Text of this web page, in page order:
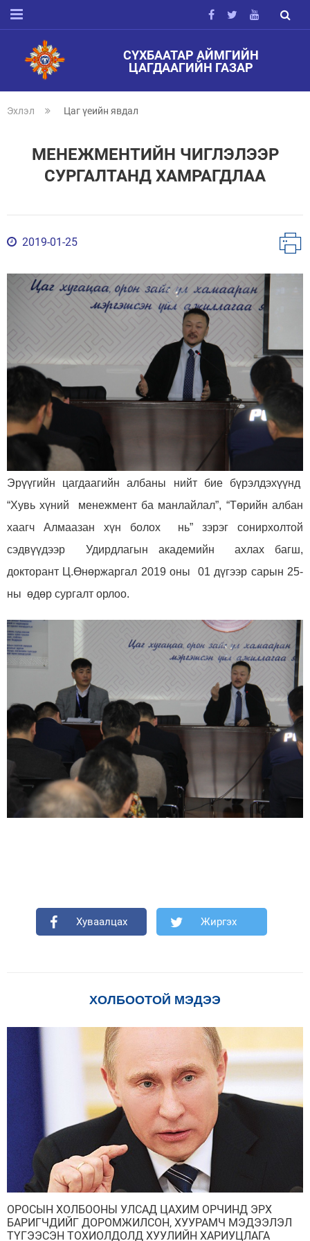
СҮХБААТАР АЙМГИЙН
ЦАГДААГИЙН ГАЗАР
Эхлэл Цаг үеийн явдал
МЕНЕЖМЕНТИЙН ЧИГЛЭЛЭЭР
СУРГАЛТАНД ХАМРАГДЛАА
2019-01-25
Эрүүгийн цагдаагийн албаны нийт бие бүрэлдэхүүнд
“Хувь хүний менежмент ба манлайлал”, “Төрийн албан
хаагч Алмаазан хүн болох нь” зэрэг сонирхолтой
сэдвүүдээр Удирдлагын академийн ахлах багш,
докторант Ц.Өнөржаргал 2019 оны 01 дүгээр сарын 25-
ны өдөр сургалт орлоо.
Хуваалцах Жиргэх
ХОЛБООТОЙ МЭДЭЭ
ОРОСЫН ХОЛБООНЫ УЛСАД ЦАХИМ ОРЧИНД ЭРХ
БАРИГЧДИЙГ ДОРОМЖИЛСОН, ХУУРАМЧ МЭДЭЭЛЭЛ
ТҮГЭЭСЭН ТОХИОЛДОЛД ХУУЛИЙН ХАРИУЦЛАГА